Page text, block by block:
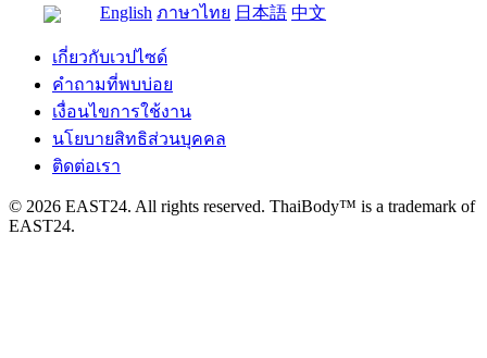
English ภาษาไทย 日本語 中文
เกี่ยวกับเวปไซด์
คำถามที่พบบ่อย
เงื่อนไขการใช้งาน
นโยบายสิทธิส่วนบุคคล
ติดต่อเรา
© 2026 EAST24. All rights reserved. ThaiBody™ is a trademark of
EAST24.